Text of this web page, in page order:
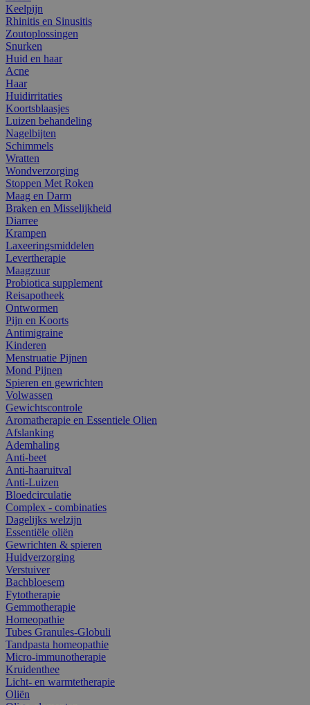
Keelpijn
Rhinitis en Sinusitis
Zoutoplossingen
Snurken
Huid en haar
Acne
Haar
Huidirritaties
Koortsblaasjes
Luizen behandeling
Nagelbijten
Schimmels
Wratten
Wondverzorging
Stoppen Met Roken
Maag en Darm
Braken en Misselijkheid
Diarree
Krampen
Laxeeringsmiddelen
Levertherapie
Maagzuur
Probiotica supplement
Reisapotheek
Ontwormen
Pijn en Koorts
Antimigraine
Kinderen
Menstruatie Pijnen
Mond Pijnen
Spieren en gewrichten
Volwassen
Gewichtscontrole
Aromatherapie en Essentiele Olien
Afslanking
Ademhaling
Anti-beet
Anti-haaruitval
Anti-Luizen
Bloedcirculatie
Complex - combinaties
Dagelijks welzijn
Essentiële oliën
Gewrichten & spieren
Huidverzorging
Verstuiver
Bachbloesem
Fytotherapie
Gemmotherapie
Homeopathie
Tubes Granules-Globuli
Tandpasta homeopathie
Micro-immunotherapie
Kruidenthee
Licht- en warmtetherapie
Oliën